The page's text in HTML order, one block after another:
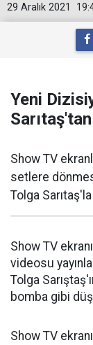
29 Aralık 2021
Yeni
Show TV
setlere
Tolga
Show TV
videosu
Tolga
bomba gibi
Show TV